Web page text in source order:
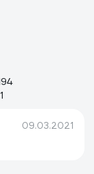
09.03.2021